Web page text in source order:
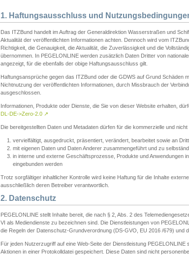
1. Haftungsausschluss und
Das ITZBund handelt im Auftrag der Generaldirektion Wasserstraßen und
Aktualität der veröffentlichten Informationen achten. Dennoch wird vom
Richtigkeit, die Genauigkeit, die Aktualität, die Zuverlässigkeit und die
übernommen. In PEGELONLINE werden zusätzlich Daten Dritter von
angezeigt, für die ebenfalls der obige Haftungsausschluss gilt.
Haftungsansprüche gegen das ITZBund oder die GDWS auf Grund Schäden
Nichtnutzung der veröffentlichten Informationen, durch Missbrauch der
ausgeschlossen.
Informationen, Produkte oder Dienste, die Sie von dieser Website erhalten,
DL-DE->Zero-2.0 ↗
Die bereitgestellten Daten und Metadaten dürfen für die kommerzielle und
vervielfältigt, ausgedruckt, präsentiert, verändert, bearbeitet sowie an
mit eigenen Daten und Daten Anderer zusammengeführt und zu
in interne und externe Geschäftsprozesse, Produkte und Anwendungen
eingebunden werden
Trotz sorgfältiger inhaltlicher Kontrolle wird keine Haftung für die Inhalte
ausschließlich deren Betreiber verantwortlich.
2. Datenschutz
PEGELONLINE stellt Inhalte bereit, die nach § 2, Abs. 2 des
VI als Mediendienste zu bezeichnen sind. Die Dienstleistungen von
die Regeln der Datenschutz-Grundverordnung (DS-GVO, EU 2016 /679) und
Für jeden Nutzerzugriff auf eine Web-Seite der Dienstleistung
Aktionen in einer Protokolldatei gespeichert. Diese Daten sind nicht